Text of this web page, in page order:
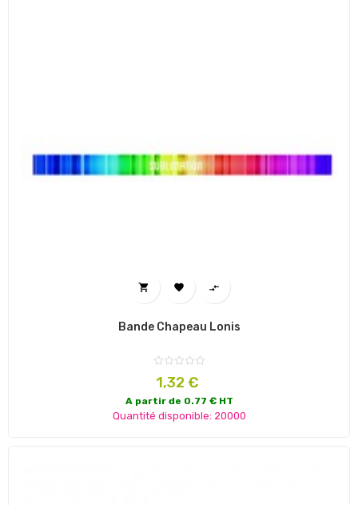
  
Bande Chapeau Lonis
Prix
1,32 €
A partir de 0.77 € HT
Quantité disponible: 20000